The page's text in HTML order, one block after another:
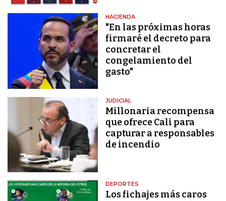
HACIENDA
"En las próximas horas
firmaré el decreto para
concretar el
congelamiento del
gasto"
JUDICIAL
Millonaria recompensa
que ofrece Cali para
capturar a responsables
de incendio
DEPORTES
Los fichajes más caros